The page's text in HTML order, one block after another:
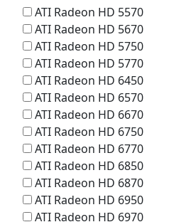
ATI Radeon HD 5570
ATI Radeon HD 5670
ATI Radeon HD 5750
ATI Radeon HD 5770
ATI Radeon HD 6450
ATI Radeon HD 6570
ATI Radeon HD 6670
ATI Radeon HD 6750
ATI Radeon HD 6770
ATI Radeon HD 6850
ATI Radeon HD 6870
ATI Radeon HD 6950
ATI Radeon HD 6970